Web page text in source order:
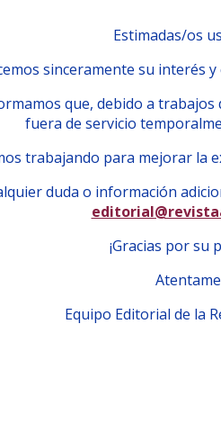
Estimadas/os
sinceramente su interés y
que, debido a
fuera de servicio
trabajando para mejorar la
duda o información
¡Gracias por su
Equipo Editorial de la